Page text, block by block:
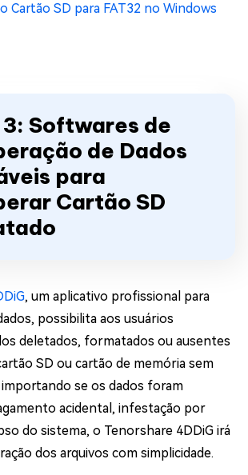
Cartão SD para FAT32 no Windows
Softwares de
de Dados
para
Cartão SD
, um aplicativo profissional para
possibilita aos usuários
deletados, formatados ou ausentes
SD ou cartão de memória sem
se os dados foram
acidental, infestação por
do sistema, o Tenorshare 4DDiG irá
dos arquivos com simplicidade.